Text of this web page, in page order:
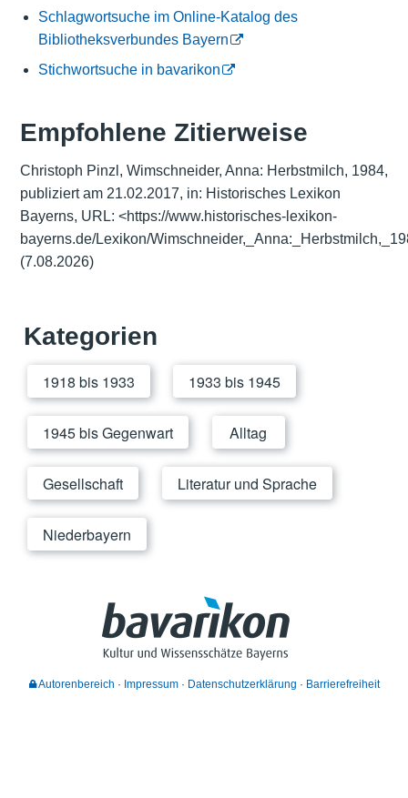
Schlagwortsuche im Online-Katalog des
Bibliotheksverbundes Bayern
Stichwortsuche in bavarikon
Empfohlene Zitierweise
Christoph Pinzl, Wimschneider, Anna: Herbstmilch, 1984,
publiziert am 21.02.2017, in: Historisches Lexikon
Bayerns, URL: <https://www.historisches-lexikon-
bayerns.de/Lexikon/
(7.08.2026)
Kategorien
1918 bis 1933 1933 bis 1945
1945 bis Gegenwart Alltag
Gesellschaft Literatur und Sprache
Niederbayern
Autorenbereich Impressum Datenschutzerklärung Barrierefreiheit